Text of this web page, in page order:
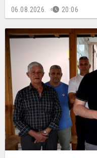
06.08.2026. 20:06